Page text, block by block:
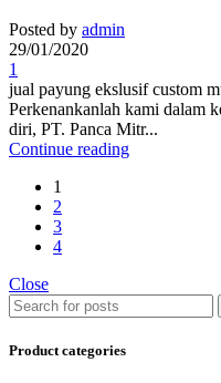
Posted by admin
29/01/2020
1
jual payung ekslusif custom
Perkenankanlah kami dalam
diri, PT. Panca Mitr...
Continue reading
1
2
3
4
Close
Product categories